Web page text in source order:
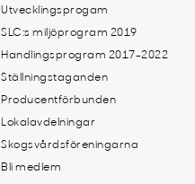
Utvecklingsprogam
SLC:s miljöprogram 2019
Handlingsprogram 2017-2022
Ställningstaganden
Producentförbunden
Lokalavdelningar
Skogsvårdsföreningarna
Bli medlem